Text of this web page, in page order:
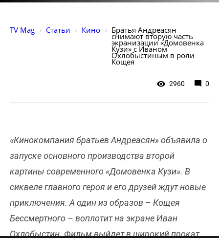
TV Mag Статьи Кино Братья Андреасян
снимают вторую часть
экранизации «Домовенка
Кузи» с Иваном
Охлобыстиным в роли
Кощея
2960 0
«Кинокомпания братьев Андреасян» объявила о
запуске основного производства второй
картины современного «Домовенка Кузи». В
сиквеле главного героя и его друзей ждут новые
приключения. А один из образов – Кощея
Бессмертного – воплотит на экране Иван
Охлобыстин. Фильм выйдет в широкий прокат